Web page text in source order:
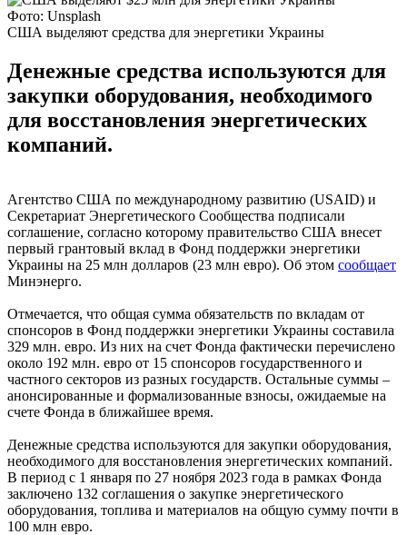
Фото: Unsplash
США выделяют средства для энергетики Украины
Денежные средства используются для
закупки оборудования, необходимого
для восстановления энергетических
компаний.
Агентство США по международному развитию (USAID) и
Секретариат Энергетического Сообщества подписали
соглашение, согласно которому правительство США внесет
первый грантовый вклад в Фонд поддержки энергетики
Украины на 25 млн долларов (23 млн евро). Об этом сообщает
Минэнерго.
Отмечается, что общая сумма обязательств по вкладам от
спонсоров в Фонд поддержки энергетики Украины составила
329 млн. евро. Из них на счет Фонда фактически перечислено
около 192 млн. евро от 15 спонсоров государственного и
частного секторов из разных государств. Остальные суммы –
анонсированные и формализованные взносы, ожидаемые на
счете Фонда в ближайшее время.
Денежные средства используются для закупки оборудования,
необходимого для восстановления энергетических компаний.
В период с 1 января по 27 ноября 2023 года в рамках Фонда
заключено 132 соглашения о закупке энергетического
оборудования, топлива и материалов на общую сумму почти в
100 млн евро.